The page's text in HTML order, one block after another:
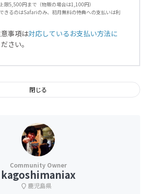
限5,500円まで（物販の場合は1,100円）
きるのはSafariのみ、初月無料の特典への支払いは利
事項は対応しているお支払い方法に
さい。
閉じる
kagoshimaniax
鹿児島県